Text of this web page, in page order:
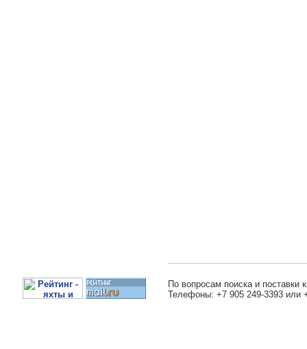
По вопросам поиска и поставки
Телефоны: +7 905 249-3393 или